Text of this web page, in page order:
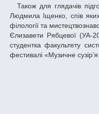
Також для глядачів підготували виступ солістки народної студії сучасного вокалу «Мрія» Палацу студентів ДНУ Світлана Пархомук та
Людмила Іщенко, спів
філології та
Єлизавети Рябцевої (УА-
студентка факультету
фестивалі «Музичне